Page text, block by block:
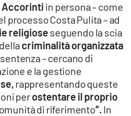
Accorinti in persona – come
processo Costa Pulita – ad
religiose seguendo la scia
criminalità organizzata
– cercano di
e la gestione
rappresentando queste
perostentare il proprio
di riferimento”. In